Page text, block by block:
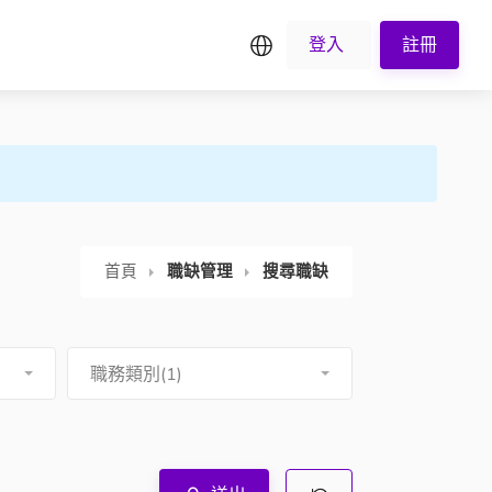
繁中登入 註冊
首頁 職缺管理 搜尋職缺
職務類別(1)